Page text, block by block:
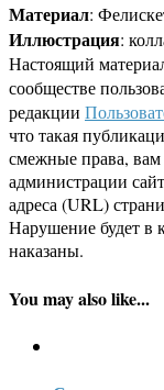
Материал:
Иллюстрация:
Настоящий
сообществе
редакции
что такая
смежные права,
администрации
адреса (URL)
Нарушение будет в
наказаны.
You may also like...